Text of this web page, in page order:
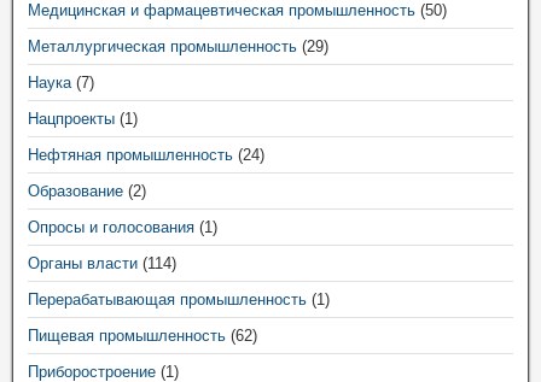
Медицинская и фармацевтическая промышленность (50)
Металлургическая промышленность (29)
Наука(7)
Нацпроекты (1)
Нефтяная промышленность (24)
Образование (2)
Опросы и голосования (1)
Органы власти (114)
Перерабатывающая промышленность (1)
Пищевая промышленность (62)
Приборостроение (1)